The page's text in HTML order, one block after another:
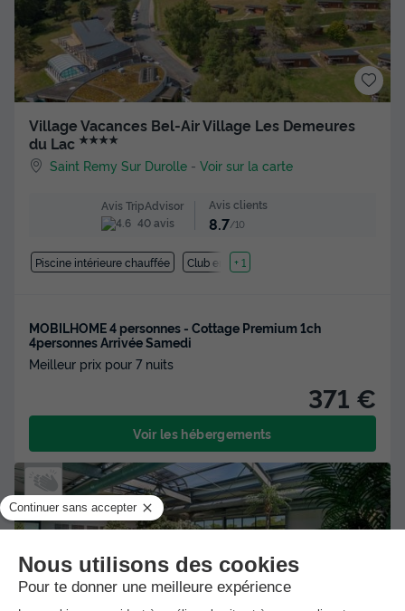
Village Vacances Bel-Air Village Les Demeures
du Lac ★★★★
Saint Remy Sur Durolle -Voir sur la carte
Avis TripAdvisor
40 avis
Avis clients
8.7/10
Piscine intérieure chauffée Club enfant
+ 1
MOBILHOME 4 personnes - Cottage Premium 1ch
4personnes Arrivée Samedi
Meilleur prix pour 7 nuits
371 €
Voir les hébergements